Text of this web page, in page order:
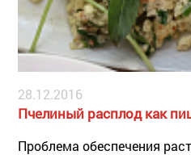
28.12.2016
Пчелиный расплод как
Проблема обеспечения